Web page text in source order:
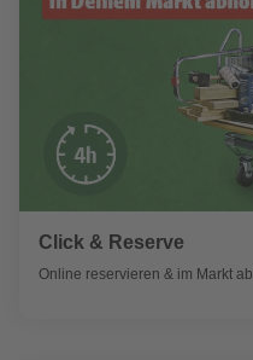
Click & Reserve
Online reservieren & im Markt